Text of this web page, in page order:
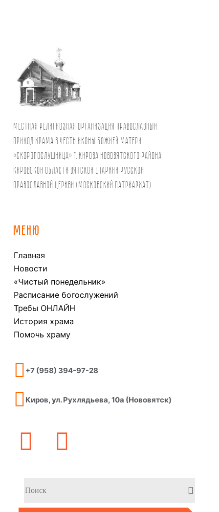
Местная религиозная организация православный
Приход храма в честь иконы Божией Матери
«Скоропослушница» г. Кирова Нововятского района
Кировской области Вятской Епархии Русской
Православной Церкви (Московский Патриархат)
МЕНЮ
Главная
Новости
«Чистый понедельник»
Расписание богослужений
Требы ОНЛАЙН
История храма
Помочь храму
+7 (958) 394-97-28
Киров, ул. Рухлядьева, 10а (Нововятск)